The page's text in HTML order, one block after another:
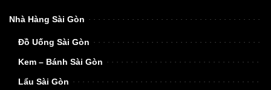
Nhà Hàng Sài Gòn
Đồ Uống Sài Gòn
Kem – Bánh Sài Gòn
Lẩu Sài Gòn